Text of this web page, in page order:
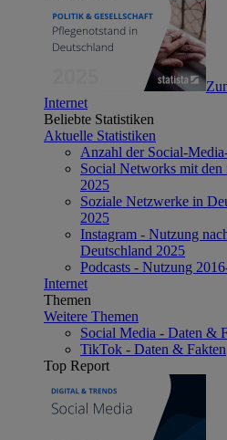
Internet
Beliebte Statistiken
Aktuelle Statistiken
Anzahl der Social-
Social Networks mit
2025
Soziale Netzwerke in
2025
Instagram - Nutzung
Deutschland 2025
Podcasts - Nutzung
Internet
Themen
Weitere Themen
Social Media - Daten &
TikTok - Daten & Fakten
Top Report